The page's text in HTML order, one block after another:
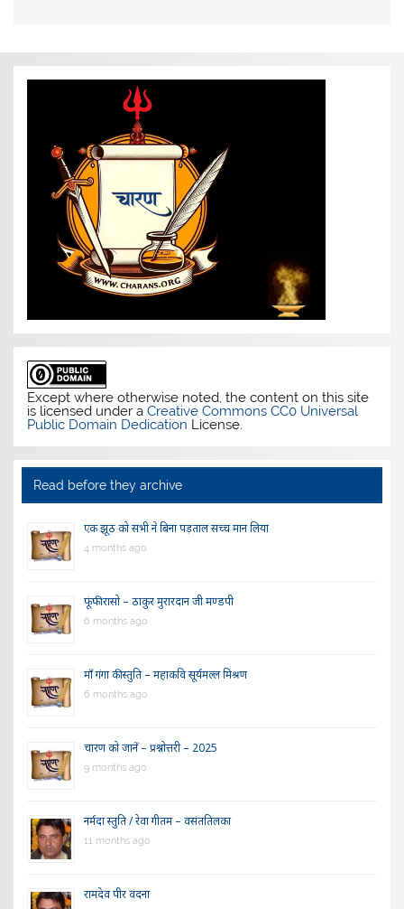
Except where otherwise noted, the content on this site
is licensed under aCreative Commons CC0 Universal
Public Domain Dedication License.
Read before they archive
एक झूठ को सभी ने बिना पड़ताल सच्च मान लिया
4 months ago
फूंफी रासो – ठाकुर मुरारदान जी मण्डपी
6 months ago
माँ गंगा की स्तुति – महाकवि सूर्यमल्ल मिश्रण
6 months ago
चारण को जानें – प्रश्नोत्तरी – 2025
9 months ago
नर्मदा स्तुति / रेवा गीतम – वसंततिलका
11 months ago
रामदेव पीर वंदना